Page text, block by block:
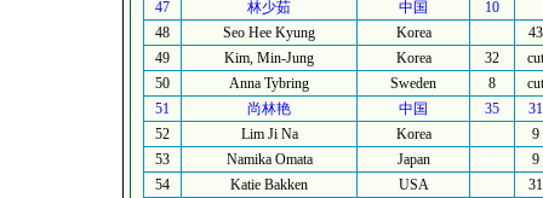
47
林少茹 中国
10
48
Seo Hee Kyung Korea
43
49
Kim, Min-Jung Korea 32
cut
50
Anna Tybring Sweden 8
cut
51
尚林艳 中国 35
31
52
Lim Ji Na Korea
9
53
Namika Omata Japan
9
54
Katie Bakken USA
31